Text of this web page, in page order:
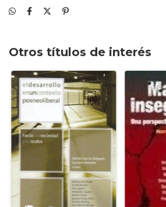
Otros títulos de interés